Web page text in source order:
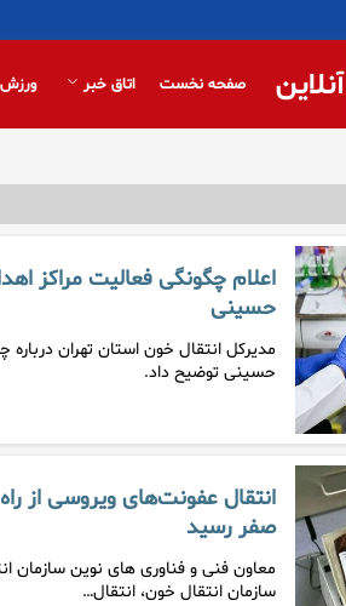
آنلاین صفحه نخست اتاق خبر ورزش
اعلام چگونگی فعالیت مراکز
حسینی
مدیرکل انتقال خون استان تهران
حسینی توضیح داد.
انتقال عفونت‌های ویروسی از
صفر رسید
معاون فنی و فناوری های نوین سازمان
سازمان انتقال خون، انتقال…